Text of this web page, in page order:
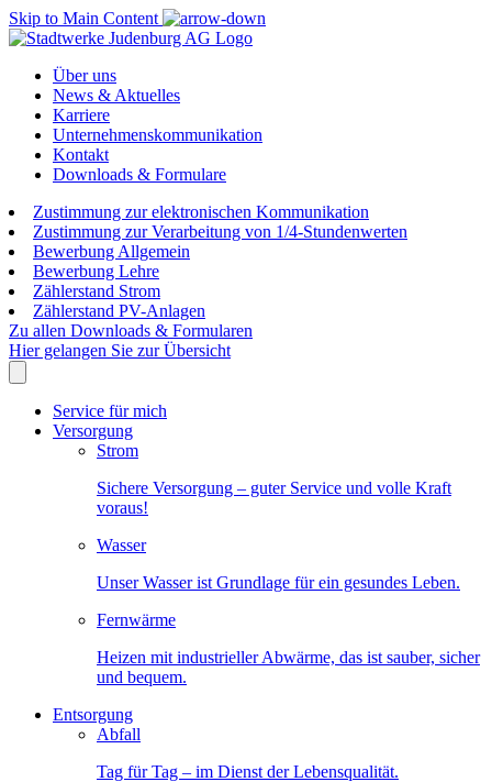
Skip to Main Content
Über uns
News & Aktuelles
Karriere
Unternehmenskommunikation
Kontakt
Downloads & Formulare
Zustimmung zur elektronischen Kommunikation
Zustimmung zur Verarbeitung von 1/4-Stundenwerten
Bewerbung Allgemein
Bewerbung Lehre
Zählerstand Strom
Zählerstand PV-Anlagen
Zu allen Downloads & Formularen
Hier gelangen Sie zur Übersicht
Service für mich
Versorgung
Strom
Sichere Versorgung – guter Service und volle Kraft
voraus!
Wasser
Unser Wasser ist Grundlage für ein gesundes Leben.
Fernwärme
Heizen mit industrieller Abwärme, das ist sauber, sicher
und bequem.
Entsorgung
Abfall
Tag für Tag – im Dienst der Lebensqualität.